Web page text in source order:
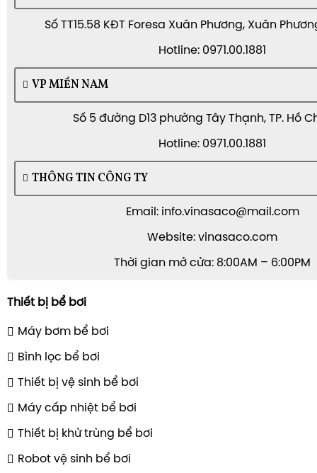
Số TT15.58 KĐT Foresa Xuân Phương, Xuân
Hotline: 0971.00.1881
VP MIỀN NAM
Số 5 đường D13 phường Tây Thạnh, TP. Hồ
Hotline: 0971.00.1881
THÔNG TIN CÔNG TY
Email: info.vinasaco@mail.com
Website: vinasaco.com
Thời gian mở cửa: 8:00AM – 6:00PM
Thiết bị bể bơi
Máy bơm bể bơi
Bình lọc bể bơi
Thiết bị vệ sinh bể bơi
Máy cấp nhiệt bể bơi
Thiết bị khử trùng bể bơi
Robot vệ sinh bể bơi